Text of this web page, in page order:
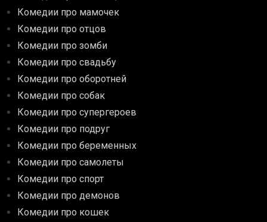
Комедии про мамочек
Комедии про отцов
Комедии про зомби
Комедии про свадьбу
Комедии про оборотней
Комедии про собак
Комедии про супергероев
Комедии про подруг
Комедии про беременных
Комедии про самолеты
Комедии про спорт
Комедии про демонов
Комедии про кошек